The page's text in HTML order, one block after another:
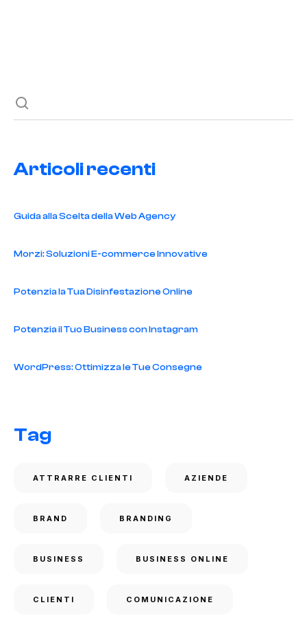
Articoli recenti
Guida alla Scelta della Web Agency
Morzi: Soluzioni E-commerce Innovative
Potenzia la Tua Disinfestazione Online
Potenzia il Tuo Business con Instagram
WordPress: Ottimizza le Tue Consegne
Tag
ATTRARRE CLIENTI AZIENDE
BRAND BRANDING
BUSINESS BUSINESS ONLINE
CLIENTI COMUNICAZIONE